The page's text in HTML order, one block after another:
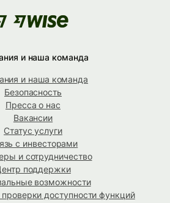
и наша команда
и наша команда
Безопасность
Пресса о нас
Вакансии
Статус услуги
с инвесторами
и сотрудничество
поддержки
возможности
доступности функций